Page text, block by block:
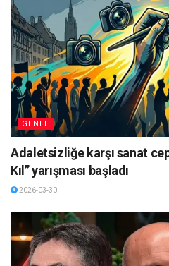
GENEL
Adaletsizliğe karşı sanat
Kıl” yarışması başladı
2026-03-30